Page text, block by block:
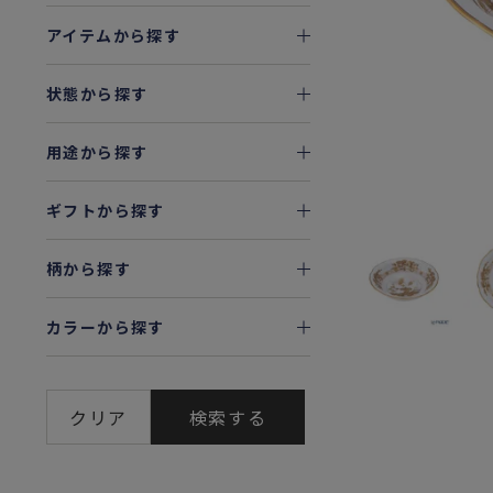
アイテムから探す
状態から探す
用途から探す
ギフトから探す
柄から探す
カラーから探す
クリア 検索する